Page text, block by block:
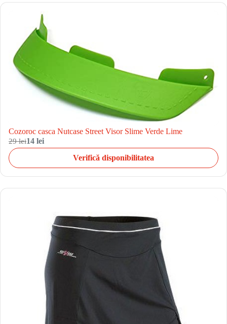
Cozoroc casca Nutcase Street Visor Slime Verde Lime
29 lei14 lei
Verifică disponibilitatea